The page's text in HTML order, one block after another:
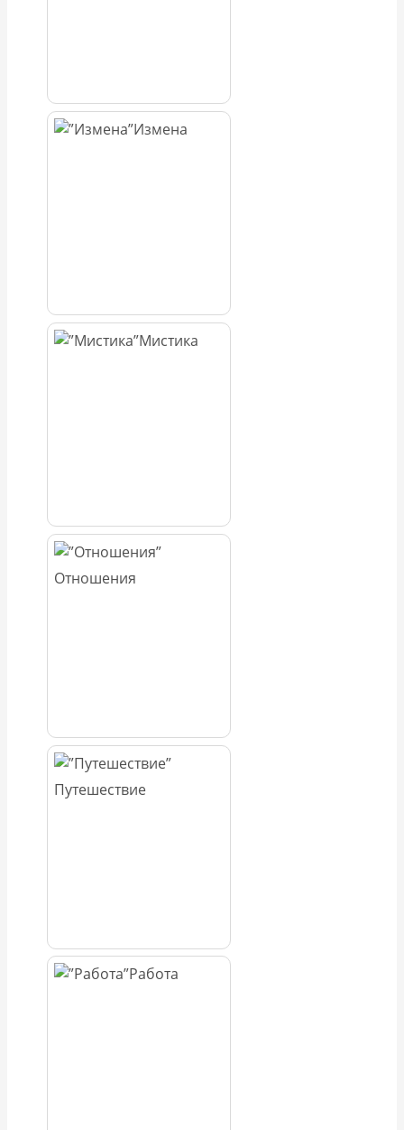
Измена
Мистика
Отношения
Путешествие
Работа